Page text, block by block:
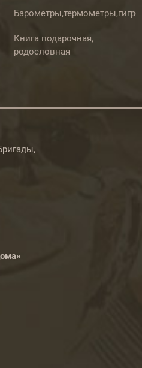
Книга подарочная,
родословная